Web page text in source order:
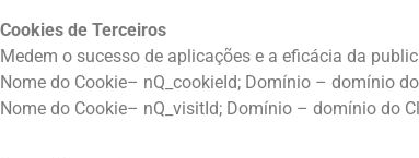
Cookies de Terceiros
Medem o sucesso de aplicações e a eficácia da
Nome do Cookie– nQ_cookieId; Domínio – domínio
Nome do Cookie– nQ_visitId; Domínio – domínio do